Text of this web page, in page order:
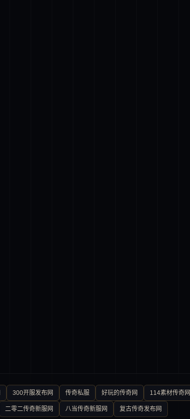
300开服发布网 传奇私服 好玩的传奇网 114素材传奇网
二零二传奇新服网 八当传奇新服网 复古传奇发布网